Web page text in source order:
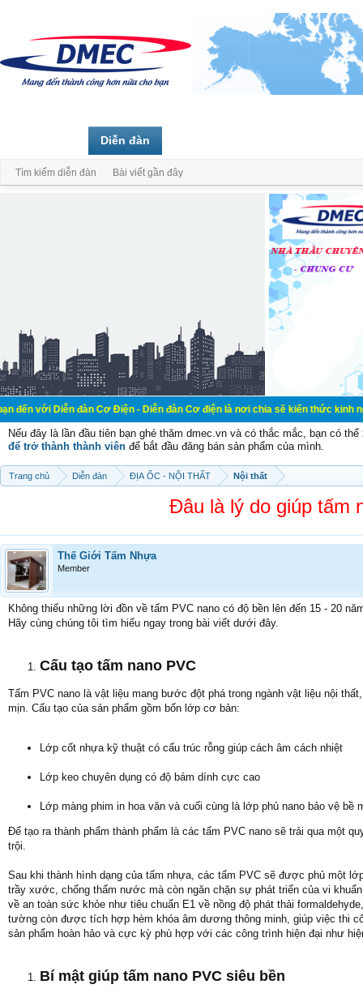
đàn Cơ Điện - Diễn đàn Cơ điện là nơi chia sẽ kiến thức kinh nghiệm
Nếu đây là lần đầu tiên bạn ghé thăm dmec.vn và có thắc mắc, bạn có
để trở thành thành viên để bắt đầu đăng bán sản phẩm của mình.
Trang chủ Diễn đàn ĐỊA ỐC - NỘI THẤT Nội thất
Đâu là lý do giúp tấm
Thế Giới Tấm Nhựa
Member
Không thiếu những lời đồn về tấm PVC nano có độ bền lên đến 15 - 20
Hãy cùng chúng tôi tìm hiểu ngay trong bài viết dưới đây.
Cấu tạo tấm nano PVC
Tấm PVC nano là vật liệu mang bước đột phá trong ngành vật liệu nội
mịn. Cấu tạo của sản phẩm gồm bốn lớp cơ bản:
Lớp cốt nhựa kỹ thuật có cấu trúc rỗng giúp cách âm cách nhiệt
Lớp keo chuyên dụng có độ bám dính cực cao
Lớp màng phim in hoa văn và cuối cùng là lớp phủ nano bảo vệ bề
Để tạo ra thành phẩm thành phẩm là các tấm PVC nano sẽ trải qua một
trội.
Sau khi thành hình dạng của tấm nhựa, các tấm PVC sẽ được phủ một
trầy xước, chống thấm nước mà còn ngăn chặn sự phát triển của vi
về an toàn sức khỏe như tiêu chuẩn E1 về nồng độ phát thải
tường còn được tích hợp hèm khóa âm dương thông minh, giúp việc thi
sản phẩm hoàn hảo và cực kỳ phù hợp với các công trình hiện đại như
Bí mật giúp tấm nano PVC siêu bền
Diễn đàn
Tìm kiếm diễn đàn Bài viết gần đây